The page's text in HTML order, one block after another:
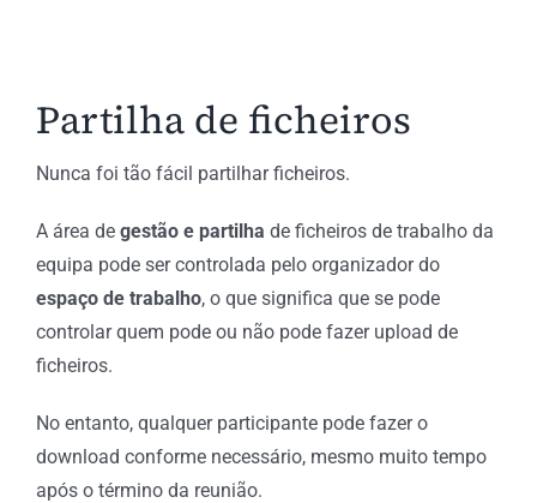
Partilha de ficheiros
Nunca foi tão fácil partilhar ficheiros.
A área degestão e partilha de ficheiros de trabalho da
equipa pode ser controlada pelo organizador do
espaço de trabalho, o que significa que se pode
controlar quem pode ou não pode fazer upload de
ficheiros.
No entanto, qualquer participante pode fazer o
download conforme necessário, mesmo muito tempo
após o término da reunião.